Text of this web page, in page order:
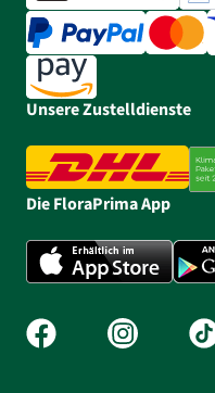
Unsere Zustelldienste
Die FloraPrima App